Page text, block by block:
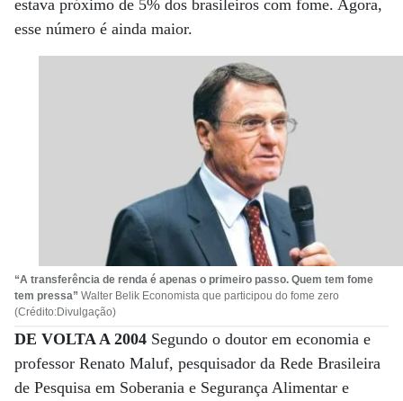
estava próximo de 5% dos brasileiros com fome. Agora,
esse número é ainda maior.
“A transferência de renda é apenas o primeiro passo. Quem tem fome
tem pressa” Walter Belik Economista que participou do fome zero
(Crédito:Divulgação)
DE VOLTA A 2004 Segundo o doutor em economia e
professor Renato Maluf, pesquisador da Rede Brasileira
de Pesquisa em Soberania e Segurança Alimentar e